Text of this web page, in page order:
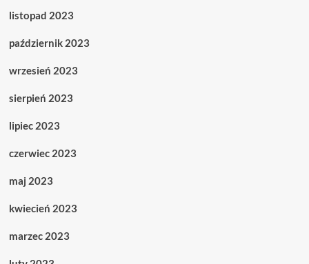
listopad 2023
październik 2023
wrzesień 2023
sierpień 2023
lipiec 2023
czerwiec 2023
maj 2023
kwiecień 2023
marzec 2023